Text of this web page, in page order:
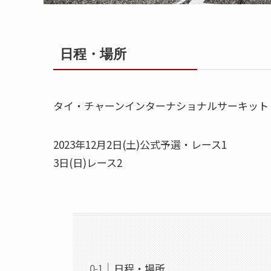
日程・場所
タイ・チャーンインターナショナルサーキット
2023年12月2日(土)公式予選・レース1
3日(日)レース2